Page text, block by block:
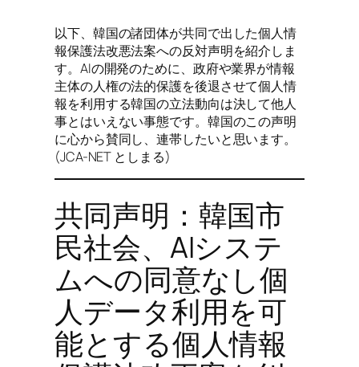
以下、韓国の諸団体が共同で出した個人情
報保護法改悪法案への反対声明を紹介しま
す。AIの開発のために、政府や業界が情報
主体の人権の法的保護を後退させて個人情
報を利用する韓国の立法動向は決して他人
事とはいえない事態です。韓国のこの声明
に心から賛同し、連帯したいと思います。
(JCA-NET としまる)
共同声明：韓国市
民社会、AIシステ
ムへの同意なし個
人データ利用を可
能とする個人情報